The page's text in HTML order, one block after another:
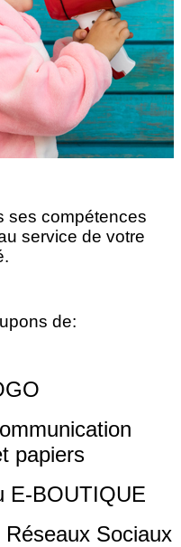
ses compétences
service de votre
de:
papiers
E-BOUTIQUE
Sociaux